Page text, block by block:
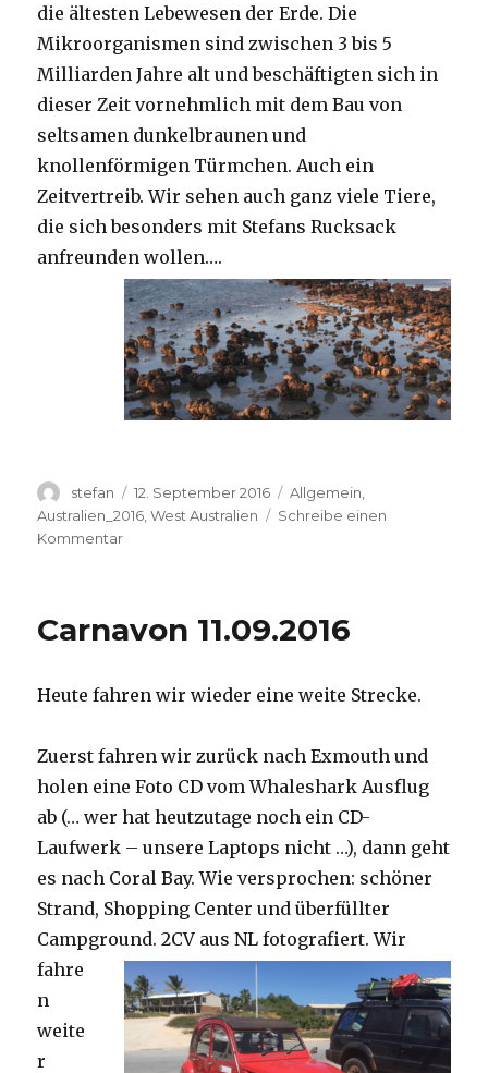
die ältesten Lebewesen der Erde. Die
Mikroorganismen sind zwischen 3 bis 5
Milliarden Jahre alt und beschäftigten sich in
dieser Zeit vornehmlich mit dem Bau von
seltsamen dunkelbraunen und
knollenförmigen Türmchen. Auch ein
Zeitvertreib. Wir sehen auch ganz viele Tiere,
die sich besonders mit Stefans Rucksack
anfreunden wollen….
Autor
stefan
Veröffentlicht
am
12. September 2016 Kategorien
Allgemein
Australien_2016 ,West Australien
Schreibe einen
Kommentarzu
Carnavon 11.09.2016
Heute fahren wir wieder eine weite Strecke.
Zuerst fahren wir zurück nach Exmouth und
holen eine Foto CD vom Whaleshark Ausflug
ab (… wer hat heutzutage noch ein CD-
Laufwerk – unsere Laptops nicht …), dann geht
es nach Coral Bay. Wie versprochen: schöner
Strand, Shopping Center und überfüllter
Campground.2CV aus NL fotografiert. Wir
fahre
n
weite
r